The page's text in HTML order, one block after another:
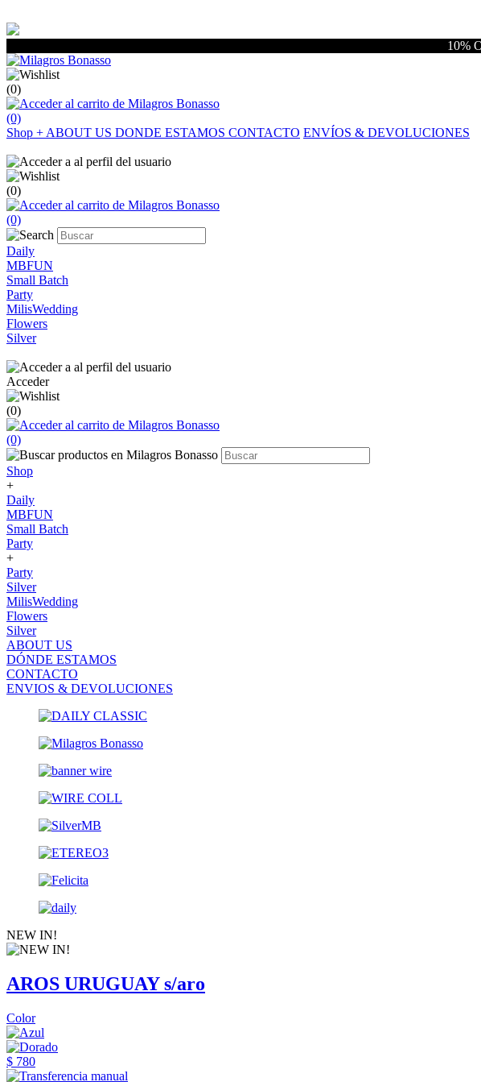
10%
(0)
(0)
Shop + ABOUT US DONDE ESTAMOS CONTACTO ENVÍOS & DEVOLUCIONES
(0)
(0)
Daily
MBFUN
Small Batch
Party
MilisWedding
Flowers
Silver
Acceder
(0)
(0)
Shop
+
Daily
MBFUN
Small Batch
Party
+
Party
Silver
MilisWedding
Flowers
Silver
ABOUT US
DÓNDE ESTAMOS
CONTACTO
ENVIOS & DEVOLUCIONES
NEW IN!
AROS URUGUAY s/aro
Color
$ 780